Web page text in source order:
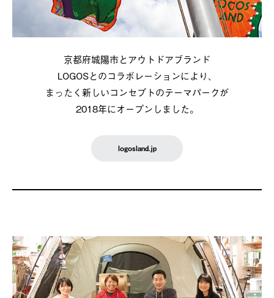
京都府城陽市とアウトドアブランド
LOGOSとのコラボレーションにより、
まったく新しいコンセプトのテーマパークが
2018年にオープンしました。
logosland.jp